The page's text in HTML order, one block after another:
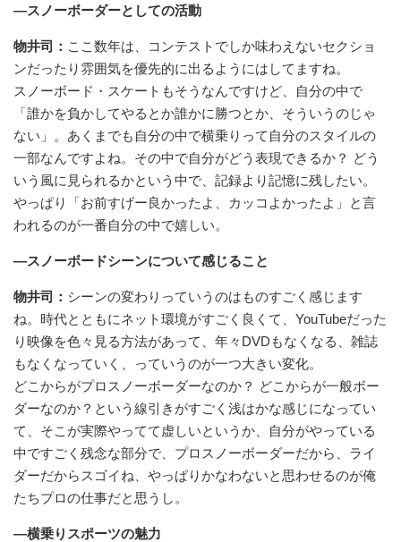
—スノーボーダーとしての活動
物井司： ここ数年は、コンテストでしか味わえないセクショ
ンだったり雰囲気を優先的に出るようにはしてますね。
スノーボード・スケートもそうなんですけど、自分の中で
「誰かを負かしてやるとか誰かに勝つとか、そういうのじゃ
ない」。あくまでも自分の中で横乗りって自分のスタイルの
一部なんですよね。その中で自分がどう表現できるか？ どう
いう風に見られるかという中で、記録より記憶に残したい。
やっぱり「お前すげー良かったよ、カッコよかったよ」と言
われるのが一番自分の中で嬉しい。
—スノーボードシーンについて感じること
物井司： シーンの変わりっていうのはものすごく感じます
ね。時代とともにネット環境がすごく良くて、YouTubeだった
り映像を色々見る方法があって、年々DVDもなくなる、雑誌
もなくなっていく、っていうのが一つ大きい変化。
どこからがプロスノーボーダーなのか？ どこからが一般ボー
ダーなのか？という線引きがすごく浅はかな感じになってい
て、そこが実際やってて虚しいというか、自分がやっている
中ですごく残念な部分で、プロスノーボーダーだから、ライ
ダーだからスゴイね、やっぱりかなわないと思わせるのが俺
たちプロの仕事だと思うし。
—横乗りスポーツの魅力